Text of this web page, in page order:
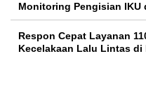
Monitoring Pengisian IKU
Respon Cepat Layanan
Kecelakaan Lalu Lintas di